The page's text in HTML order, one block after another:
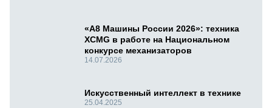
«А8 Машины России 2026»: техника
XCMG в работе на Национальном
конкурсе механизаторов
14.07.2026
Искусственный интеллект в технике
25.04.2025